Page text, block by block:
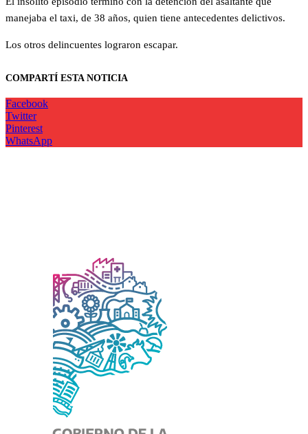
manejaba el taxi, de 38 años, quien tiene antecedentes delictivos.
Los otros delincuentes lograron escapar.
COMPARTÍ ESTA NOTICIA
Facebook
Twitter
Pinterest
WhatsApp